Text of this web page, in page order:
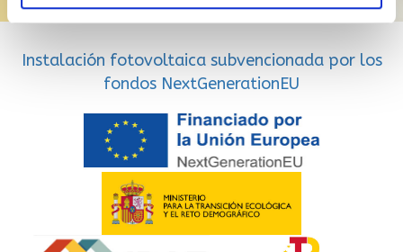
Instalación fotovoltaica subvencionada por los
fondos NextGenerationEU